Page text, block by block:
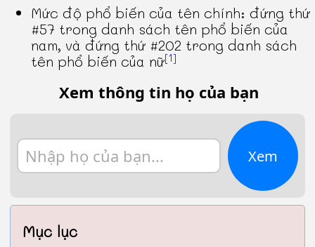
Mức độ phổ biến của tên chính: đứng thứ
#57 trong danh sách tên phổ biến của
nam, và đứng thứ #202 trong danh sách
tên phổ biến của nữ[1]
Xem thông tin họ của bạn
Xem
Mục lục